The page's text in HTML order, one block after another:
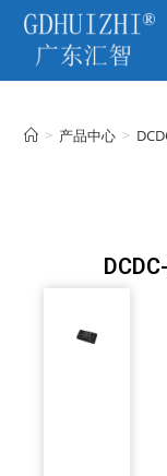
> 产品中心 >